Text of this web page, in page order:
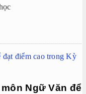
Ngữ Văn để